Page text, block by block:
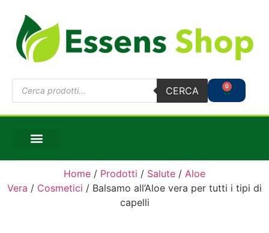
CERCA 0
Home / Prodotti / Salute / Aloe
Vera / Cosmetici / Balsamo all’Aloe vera per tutti i tipi di
capelli